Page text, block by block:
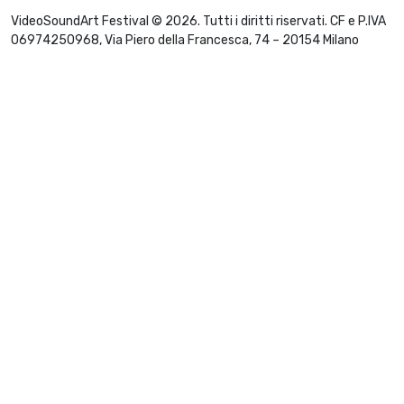
VideoSoundArt Festival © 2026. Tutti i diritti riservati. CF e P.IVA
06974250968, Via Piero della Francesca, 74 – 20154 Milano